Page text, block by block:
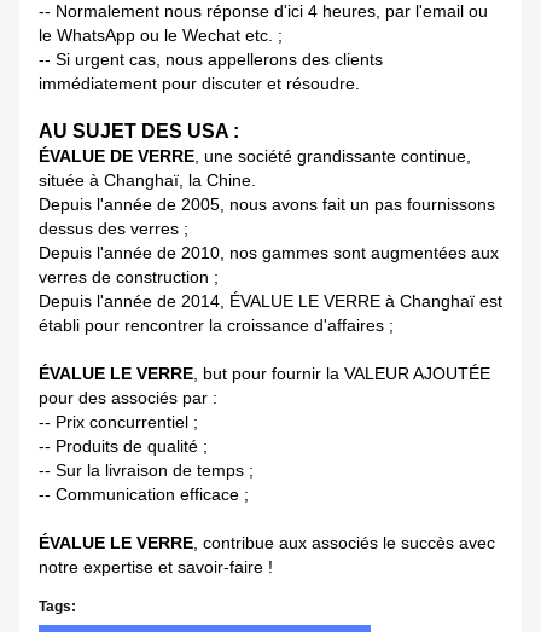
-- Normalement nous réponse d'ici 4 heures, par l'email ou
le WhatsApp ou le Wechat etc. ;
-- Si urgent cas, nous appellerons des clients
immédiatement pour discuter et résoudre.
AU SUJET DES USA :
ÉVALUE DE VERRE, une société grandissante continue,
située à Changhaï, la Chine.
Depuis l'année de 2005, nous avons fait un pas fournissons
dessus des verres ;
Depuis l'année de 2010, nos gammes sont augmentées aux
verres de construction ;
Depuis l'année de 2014, ÉVALUE LE VERRE à Changhaï est
établi pour rencontrer la croissance d'affaires ;
ÉVALUE LE VERRE, but pour fournir la VALEUR AJOUTÉE
pour des associés par :
-- Prix concurrentiel ;
-- Produits de qualité ;
-- Sur la livraison de temps ;
-- Communication efficace ;
ÉVALUE LE VERRE, contribue aux associés le succès avec
notre expertise et savoir-faire !
Tags: